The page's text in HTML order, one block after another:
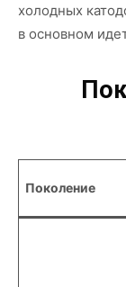
холодных
в основном
Поколение